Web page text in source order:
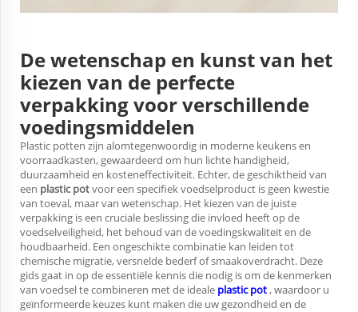
De wetenschap en kunst van het
kiezen van de perfecte
verpakking voor verschillende
voedingsmiddelen
Plastic potten zijn alomtegenwoordig in moderne keukens en
voorraadkasten, gewaardeerd om hun lichte handigheid,
duurzaamheid en kosteneffectiviteit. Echter, de geschiktheid van
een plastic potvoor een specifiek voedselproduct is geen kwestie
van toeval, maar van wetenschap. Het kiezen van de juiste
verpakking is een cruciale beslissing die invloed heeft op de
voedselveiligheid, het behoud van de voedingskwaliteit en de
houdbaarheid. Een ongeschikte combinatie kan leiden tot
chemische migratie, versnelde bederf of smaakoverdracht. Deze
gids gaat in op de essentiële kennis die nodig is om de kenmerken
van voedsel te combineren met de ideale plastic pot, waardoor u
geïnformeerde keuzes kunt maken die uw gezondheid en de